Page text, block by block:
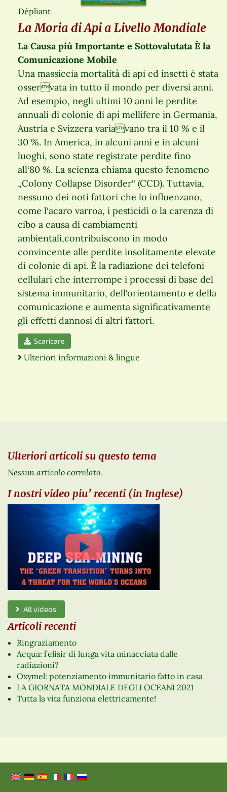
Dépliant
La Moria di Api a Livello Mondiale
La Causa più Importante e Sottovalutata È la
Comunicazione Mobile
Una massiccia mortalità di api ed insetti è stata
osservata in tutto il mondo per diversi anni.
Ad esempio, negli ultimi 10 anni le perdite
annuali di colonie di api mellifere in Germania,
Austria e Svizzera variavano tra il 10 % e il
30 %. In America, in alcuni anni e in alcuni
luoghi, sono state registrate perdite fino
all‘80 %. La scienza chiama questo fenomeno
„Colony Collapse Disorder“ (CCD). Tuttavia,
nessuno dei noti fattori che lo influenzano,
come l‘acaro varroa, i pesticidi o la carenza di
cibo a causa di cambiamenti
ambientali,contribuiscono in modo
convincente alle perdite insolitamente elevate
di colonie di api. È la radiazione dei telefoni
cellulari che interrompe i processi di base del
sistema immunitario, dell‘orientamento e della
comunicazione e aumenta significativamente
gli effetti dannosi di altri fattori.
Scaricare
Ulteriori informazioni & lingue
Ulteriori articoli su questo tema
Nessun articolo correlato.
I nostri video piu’ recenti (in Inglese)
All videos
Articoli recenti
Ringraziamento
Acqua: l’elisir di lunga vita minacciata dalle
radiazioni?
Oxymel: potenziamento immunitario fatto in casa
LA GIORNATA MONDIALE DEGLI OCEANI 2021
Tutta la vita funziona elettricamente!